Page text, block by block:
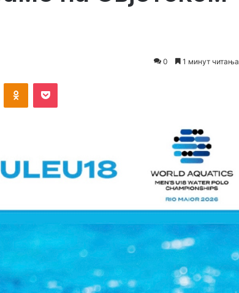
0 1 минут читања